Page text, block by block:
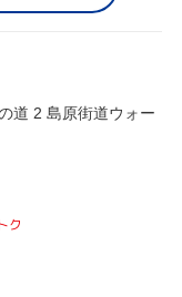
道 2 島原街道ウォー
ク